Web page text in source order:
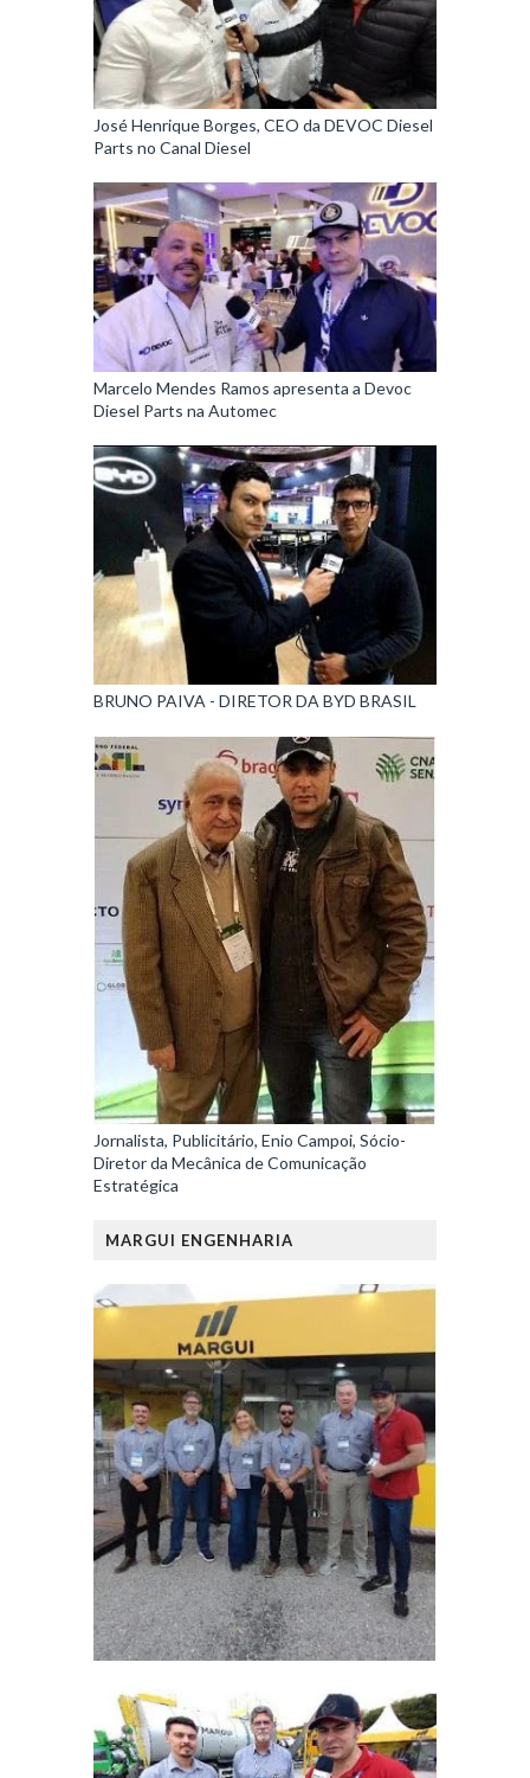
José Henrique Borges, CEO da DEVOC Diesel
Parts no Canal Diesel
Marcelo Mendes Ramos apresenta a Devoc
Diesel Parts na Automec
BRUNO PAIVA - DIRETOR DA BYD BRASIL
Jornalista, Publicitário, Enio Campoi, Sócio-
Diretor da Mecânica de Comunicação
Estratégica
MARGUI ENGENHARIA